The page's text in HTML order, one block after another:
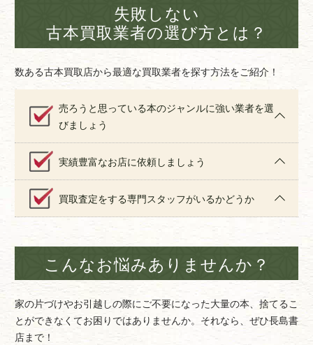
失敗しない
古本買取業者の選び方とは？
数ある古本買取店から最適な買取業者を探す方法をご紹介！
売ろうと思っている本のジャンルに強い業者を選
びましょう
実績豊富なお店に依頼しましょう
買取査定をする専門スタッフがいるかどうか
こんなお悩みありませんか？
家の片づけやお引越しの際にご不要になった大量の本、捨てるこ
とができなくてお困りではありませんか。それなら、ぜひ長島書
店まで！